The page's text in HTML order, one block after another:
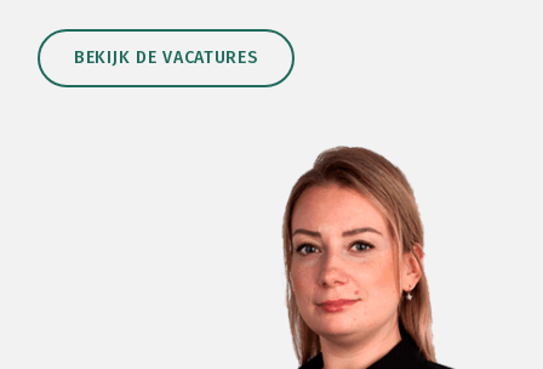
BEKIJK DE VACATURES